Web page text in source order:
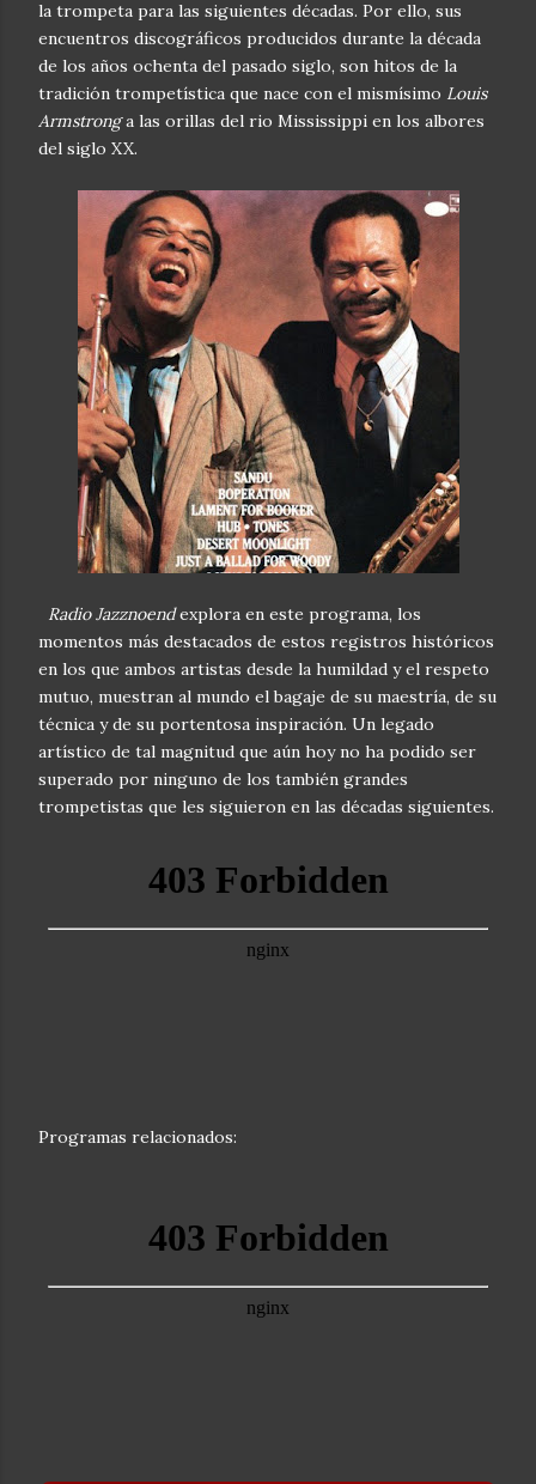
la trompeta para las siguientes décadas. Por ello, sus
encuentros discográficos producidos durante la década
de los años ochenta del pasado siglo, son hitos de la
tradición trompetística que nace con el mismísimo Louis
Armstronga las orillas del rio Mississippi en los albores
del siglo XX.
Radio Jazznoendexplora en este programa, los
momentos más destacados de estos registros históricos
en los que ambos artistas desde la humildad y el respeto
mutuo, muestran al mundo el bagaje de su maestría, de su
técnica y de su portentosa inspiración. Un legado
artístico de tal magnitud que aún hoy no ha podido ser
superado por ninguno de los también grandes
trompetistas que les siguieron en las décadas siguientes.
Programas relacionados: